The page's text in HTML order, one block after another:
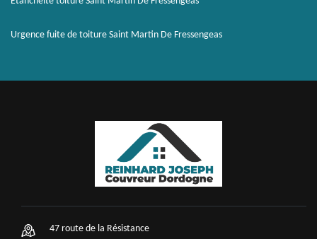
Urgence fuite de toiture Saint Martin De Fressengeas
47 route de la Résistance